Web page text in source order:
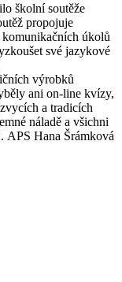
školní soutěže
propojuje
úkolů
své jazykové
výrobků
ani on-line kvízy,
a tradicích
náladě a všichni
APS Hana Šrámková